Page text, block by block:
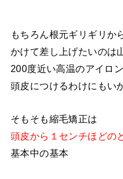
もちろん根元ギリギリか
かけて差し上げたいのは
200度近い高温のアイロ
頭皮につけるわけにもい
そもそも縮毛矯正は
頭皮から１センチほどの
基本中の基本